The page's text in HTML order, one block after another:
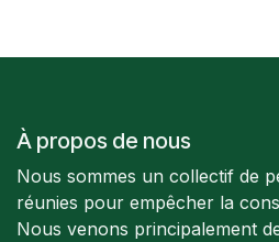
À propos de nous
Nous sommes un collectif de
réunies pour empêcher la
Nous venons principalement